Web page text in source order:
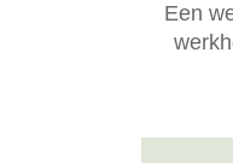
Een